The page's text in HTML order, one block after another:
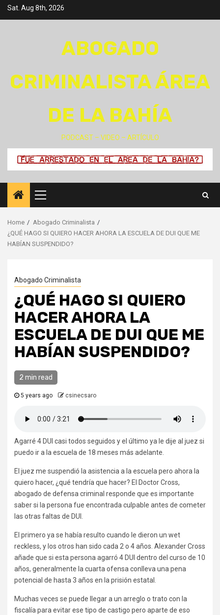
SkipSat. Aug 8th, 2026
ABOGADO
CRIMINALISTA ÁREA
DE LA BAHÍA
PODCAST – VIDEO – ARTÍCULO
Primary
Menu
Home
Abogado Criminalista
¿QUÉ HAGO SI QUIERO HACER AHORA LA ESCUELA DE DUI QUE ME
HABÍAN SUSPENDIDO?
Abogado Criminalista
¿QUÉ HAGO SI QUIERO
HACER AHORA LA
ESCUELA DE DUI QUE ME
HABÍAN SUSPENDIDO?
2 min read
5 years ago csinecsaro
Agarré 4 DUI casi todos seguidos y el último ya le dije al juez si
puedo ir a la escuela de 18 meses más adelante.
El juez me suspendió la asistencia a la escuela pero ahora la
quiero hacer, ¿qué tendría que hacer? El Doctor Cross,
abogado de defensa criminal responde que es importante
saber si la persona fue encontrada culpable antes de cometer
las otras faltas de DUI.
El primero ya se había resulto cuando le dieron un wet
reckless, y los otros han sido cada 2 o 4 años. Alexander Cross
añade que si esta persona agarró 4 DUI dentro del curso de 10
años, generalmente la cuarta ofensa conlleva una pena
potencial de hasta 3 años en la prisión estatal.
Muchas veces se puede llegar a un arreglo o trato con la
fiscalía para evitar ese tipo de castigo pero aparte de eso